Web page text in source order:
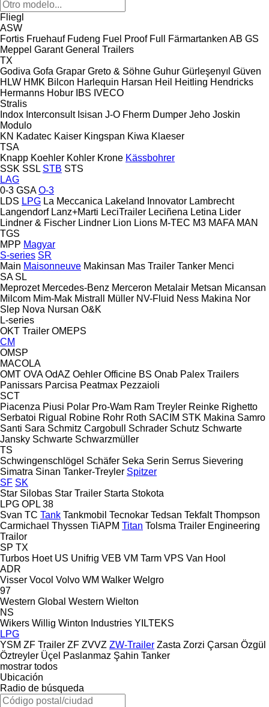
Fliegl
ASW
Fortis Fruehauf Fudeng Fuel Proof Full Färmartanken AB GS
Meppel Garant General Trailers
TX
Godiva Gofa Grapar Greto & Söhne Guhur Gürleşenyıl Güven
HLW HMK Bilcon Harlequin Harsan Heil Heitling Hendricks
Hermanns Hobur IBS IVECO
Stralis
Indox Interconsult Isisan J-O Fherm Dumper Jeho Joskin
Modulo
KN Kadatec Kaiser Kingspan Kiwa Klaeser
TSA
Knapp Koehler Kohler Krone Kässbohrer
SSK SSL STB STS
LAG
0-3 GSA O-3
LDS LPG La Meccanica Lakeland Innovator Lambrecht
Langendorf Lanz+Marti LeciTrailer Leciñena Letina Lider
Lindner & Fischer Lindner Lion Lions M-TEC M3 MAFA MAN
TGS
MPP Magyar
S-series SR
Main Maisonneuve Makinsan Mas Trailer Tanker Menci
SA SL
Meprozet Mercedes-Benz Merceron Metalair Metsan Micansan
Milcom Mim-Mak Mistrall Müller NV-Fluid Ness Makina Nor
Slep Nova Nursan O&K
L-series
OKT Trailer OMEPS
CM
OMSP
MACOLA
OMT OVA OdAZ Oehler Officine BS Onab Palex Trailers
Panissars Parcisa Peatmax Pezzaioli
SCT
Piacenza Piusi Polar Pro-Wam Ram Treyler Reinke Righetto
Serbatoi Rigual Robine Rohr Roth SACIM STK Makina Samro
Santi Sara Schmitz Cargobull Schrader Schutz Schwarte
Jansky Schwarte Schwarzmüller
TS
Schwingenschlögel Schäfer Seka Serin Serrus Sievering
Simatra Sinan Tanker-Treyler Spitzer
SF SK
Star Silobas Star Trailer Starta Stokota
LPG OPL 38
Svan TC Tank Tankmobil Tecnokar Tedsan Tekfalt Thompson
Carmichael Thyssen TiAPM Titan Tolsma Trailer Engineering
Trailor
SP TX
Turbos Hoet US Unifrig VEB VM Tarm VPS Van Hool
ADR
Visser Vocol Volvo WM Walker Welgro
97
Western Global Western Wielton
NS
Wikers Willig Winton Industries YILTEKS
LPG
YSM ZF Trailer ZF ZVVZ ZW-Trailer Zasta Zorzi Çarsan Özgül
Öztreyler Üçel Paslanmaz Şahin Tanker
mostrar todos
Ubicación
Radio de búsqueda